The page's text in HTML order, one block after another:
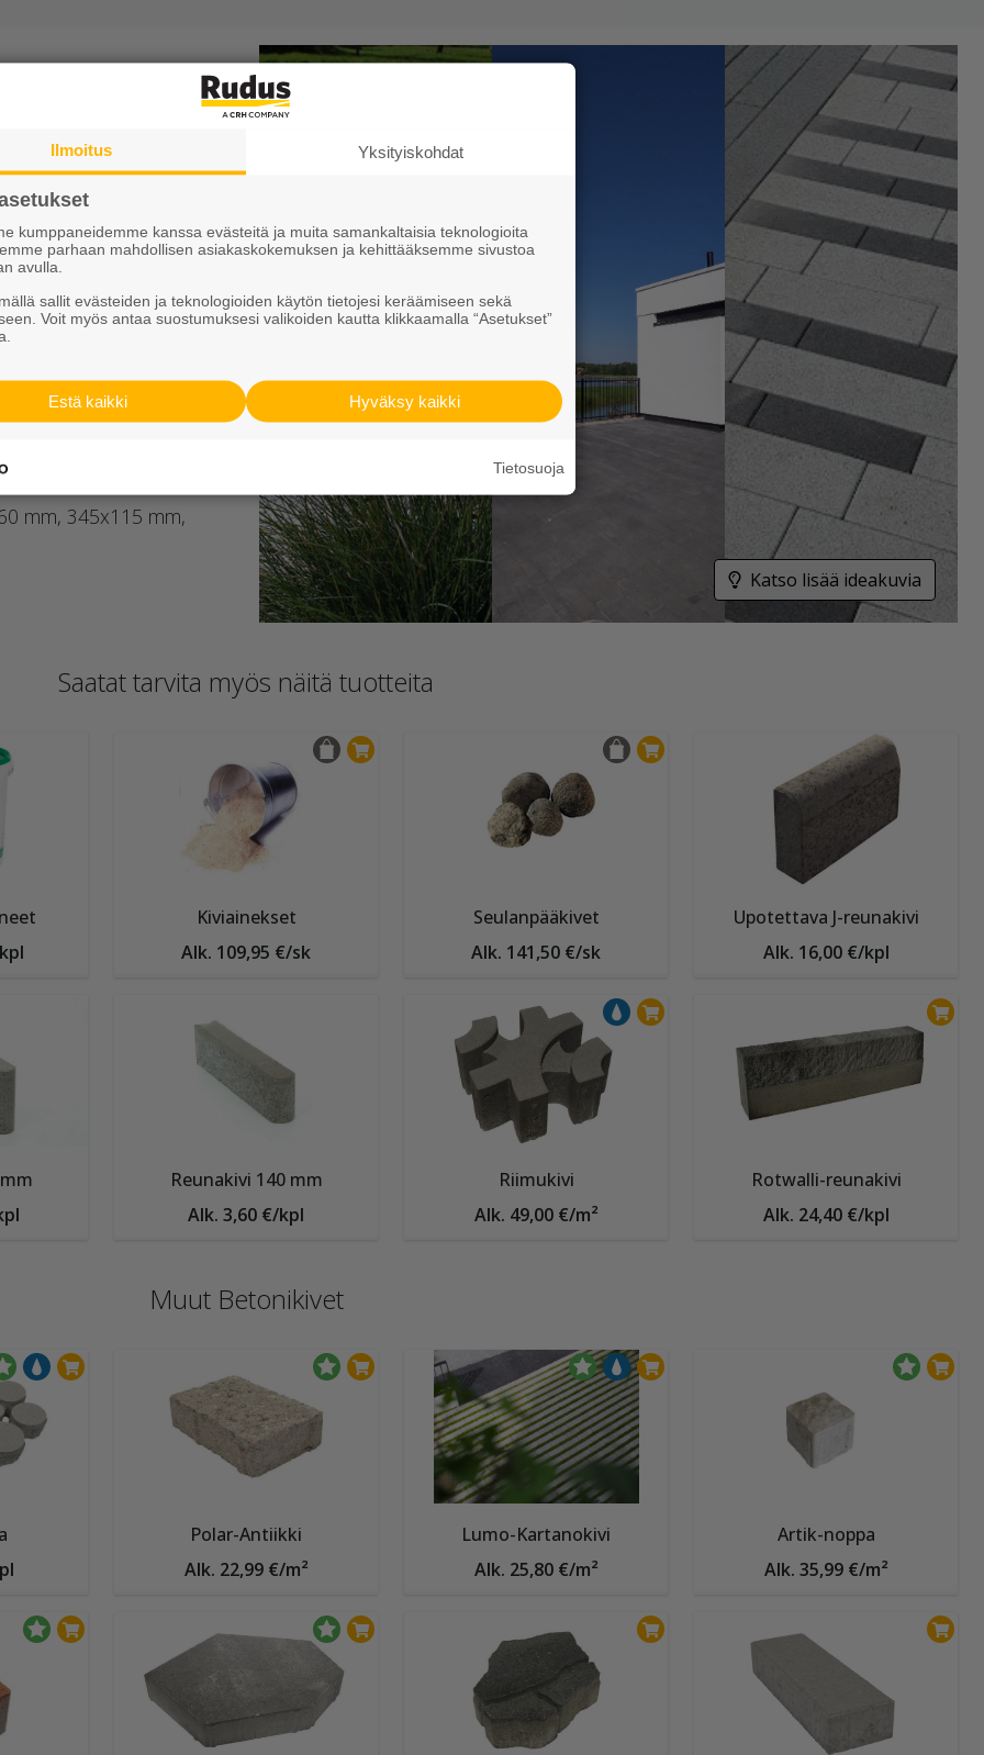
katualueet,
ladonnassa vaihtelevat
80 mm taiUUTUUS 120
Kiven reunaviiste
jotka eivät sisälly
harmaa ja musta sekä
hiili.
Piano-kivien
tasakaadolle tai hyvin
n. 6 kg/m², 120 mm
mm, 345x115 mm,
Katso lisää ideakuvia
Saatat tarvita myös näitä tuotteita
Kiviainekset
Alk. 109,95 €/sk
Seulanpääkivet
Alk. 141,50 €/sk
Upotettava J-reunakivi
Alk. 16,00 €/kpl
Reunakivi 140 mm
Alk. 3,60 €/kpl
Riimukivi
Alk. 49,00 €/m²
Rotwalli-reunakivi
Alk. 24,40 €/kpl
Muut Betonikivet
Polar-Antiikki
Alk. 22,99 €/m²
Lumo-Kartanokivi
Alk. 25,80 €/m²
Artik-noppa
Alk. 35,99 €/m²
Ilmoitus Yksityiskohdat
kumppaneidemme kanssa evästeitä ja muita samankaltaisia teknologioita
parhaan mahdollisen asiakaskokemuksen ja kehittääksemme sivustoa
avulla.
sallit evästeiden ja teknologioiden käytön tietojesi keräämiseen sekä
Voit myös antaa suostumuksesi valikoiden kautta klikkaamalla “Asetukset”
Hyväksy kaikki
Estä kaikki
Tietosuoja